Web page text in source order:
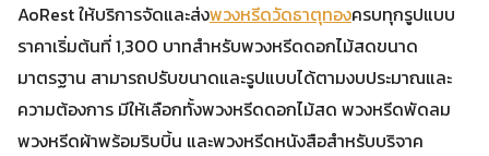
AoRest ให้บริการจัดและส่งพวงหรีดวัดธาตุทองครบทุกรูปแบบ
ราคาเริ่มต้นที่ 1,300 บาทสำหรับพวงหรีดดอกไม้สดขนาด
มาตรฐาน สามารถปรับขนาดและรูปแบบได้ตามงบประมาณและ
ความต้องการ มีให้เลือกทั้งพวงหรีดดอกไม้สด พวงหรีดพัดลม
พวงหรีดผ้าพร้อมริบบิ้น และพวงหรีดหนังสือสำหรับบริจาค